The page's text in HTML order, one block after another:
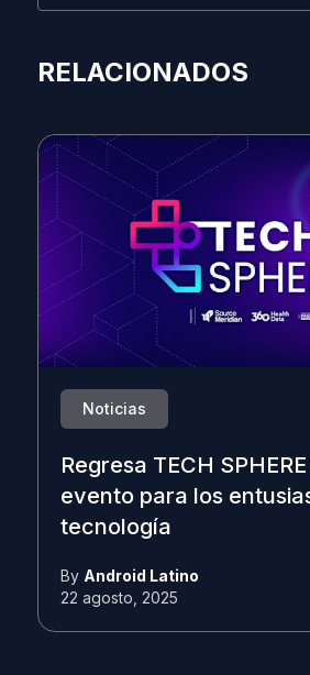
RELACIONADOS
Noticias
Regresa TECH
evento para los
tecnología
By Android Latino
22 agosto, 2025